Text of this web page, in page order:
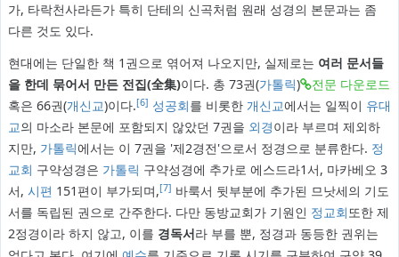
가, 타락천사라든가 특히 단테의 신곡처럼 원래 성경의 본문과는 좀
다른 것도 있다.
현대에는 단일한 책 1권으로 엮어져 나오지만, 실제로는 여러 문서들
을 한데 묶어서 만든 전집(全集)이다. 총 73권(가톨릭)
전문 다운로드
혹은 66권(개신교)이다.[6] 성공회를 비롯한 개신교에서는 일찍이 유대
교의 마소라 본문에 포함되지 않았던 7권을 외경이라 부르며 제외하
지만, 가톨릭에서는 이 7권을 '제2경전'으로서 정경으로 분류한다. 정
교회 구약성경은 가톨릭 구약성경에 추가로 에스드라1서, 마카베오 3
서, 시편 151편이 부가되며,[7] 바룩서 뒷부분에 추가된 므낫세의 기도
서를 독립된 권으로 간주한다. 다만 동방교회가 기원인 정교회또한 제
2정경이라 하지 않고, 이를 경독서라 부를 뿐, 정경과 동등한 권위는